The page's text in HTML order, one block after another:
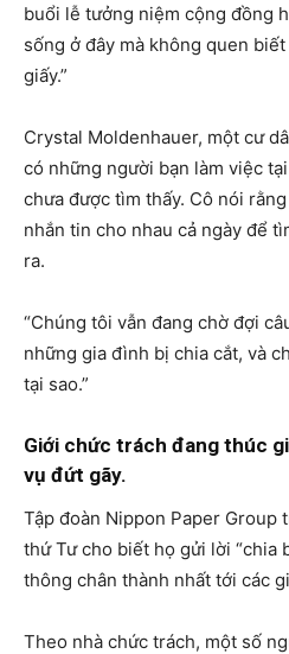
buổi lễ tưởng niệm cộng đồng
sống ở đây mà không quen
giấy.”
Crystal Moldenhauer, một cư
có những người bạn làm việc
chưa được tìm thấy. Cô nói
nhắn tin cho nhau cả ngày để
ra.
“Chúng tôi vẫn đang chờ đợi
những gia đình bị chia cắt, và
tại sao.”
Giới chức trách đang thúc
vụ đứt gãy.
Tập đoàn Nippon Paper Group
thứ Tư cho biết họ gửi lời “chia
thông chân thành nhất tới các
Theo nhà chức trách, một số